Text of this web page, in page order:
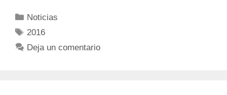
Noticias
2016
Deja un comentario